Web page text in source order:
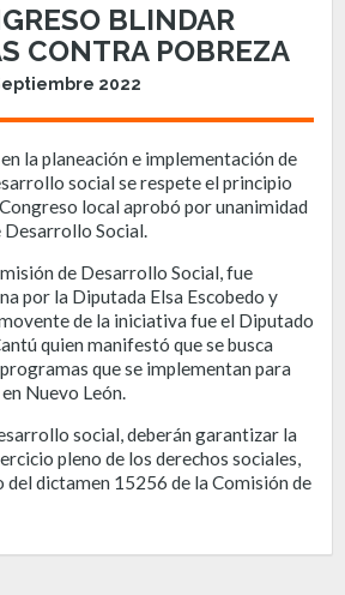
BLINDAR
CONTRA POBREZA
2022
la planeación e implementación de
social se respete el principio
local aprobó por unanimidad
Desarrollo Social.
de Desarrollo Social, fue
por la Diputada Elsa Escobedo y
de la iniciativa fue el Diputado
quien manifestó que se busca
que se implementan para
Nuevo León.
social, deberán garantizar la
pleno de los derechos sociales,
del dictamen 15256 de la Comisión de